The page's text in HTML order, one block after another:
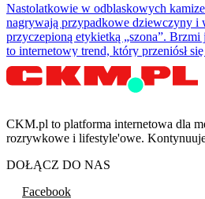
Nastolatkowie w odblaskowych
nagrywają przypadkowe dziewczyny i
przyczepioną etykietką „szona”.
to internetowy trend, który przeniósł
CKM.pl to platforma internetowa dla
rozrywkowe i lifestyle'owe.
DOŁĄCZ DO NAS
Facebook